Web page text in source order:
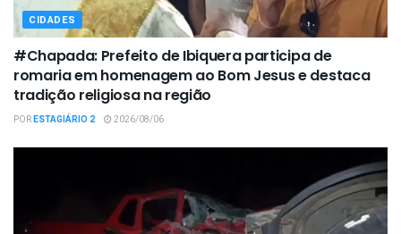
CIDADES
#Chapada: Prefeito de Ibiquera participa de
romaria em homenagem ao Bom Jesus e destaca
tradição religiosa na região
PORESTAGIÁRIO 2 2026/08/06